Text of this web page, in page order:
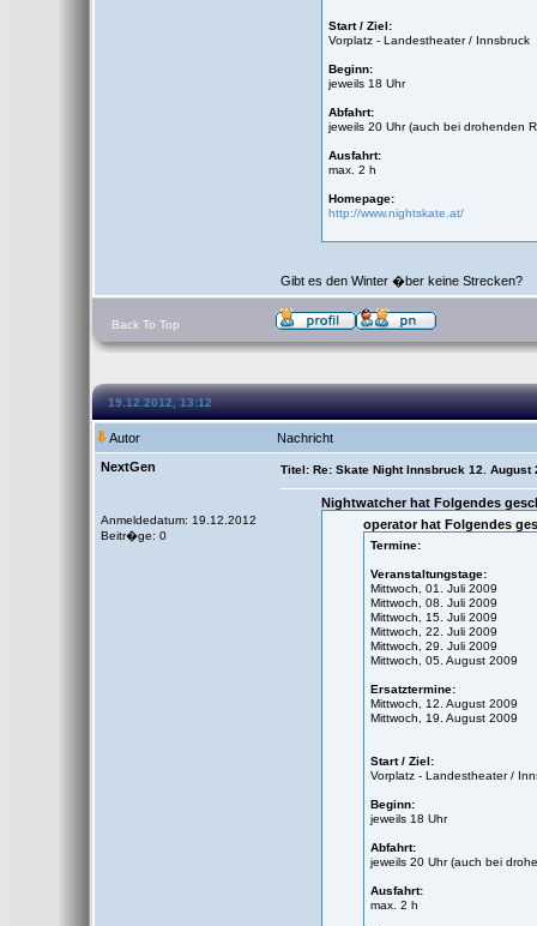
Start / Ziel:
Vorplatz - Landestheater / Innsbruck
Beginn:
jeweils 18 Uhr
Abfahrt:
jeweils 20 Uhr (auch bei drohenden
Ausfahrt:
max. 2 h
Homepage:
http://www.nightskate.at/
Gibt es den Winter �ber keine Strecken?
Back To Top
19.12.2012, 13:12
Autor
Nachricht
NextGen
Anmeldedatum: 19.12.2012
Beitr�ge: 0
Titel: Re: Skate Night Innsbruck 12. August
Nightwatcher hat Folgendes
operator hat Folgendes
Termine:
Veranstaltungstage:
Mittwoch, 01. Juli 2009
Mittwoch, 08. Juli 2009
Mittwoch, 15. Juli 2009
Mittwoch, 22. Juli 2009
Mittwoch, 29. Juli 2009
Mittwoch, 05. August 2009
Ersatztermine:
Mittwoch, 12. August 2009
Mittwoch, 19. August 2009
Start / Ziel:
Vorplatz - Landestheater /
Beginn:
jeweils 18 Uhr
Abfahrt:
jeweils 20 Uhr (auch bei
Ausfahrt:
max. 2 h